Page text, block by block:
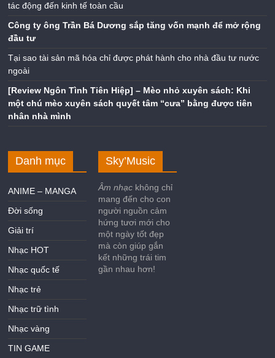
tác động đến kinh tế toàn cầu
Công ty ông Trần Bá Dương sắp tăng vốn mạnh để mở rộng
đầu tư
Tại sao tài sản mã hóa chỉ được phát hành cho nhà đầu tư nước
ngoài
[Review Ngôn Tình Tiên Hiệp] – Mèo nhỏ xuyên sách: Khi
một chú mèo xuyên sách quyết tâm “cưa” bằng được tiên
nhân nhà mình
Danh mục
ANIME – MANGA
Đời sống
Giải trí
Nhạc HOT
Nhạc quốc tế
Nhạc trẻ
Nhạc trữ tình
Nhạc vàng
TIN GAME
Sky’Music
Âm nhạc không chỉ
mang đến cho con
người nguồn cảm
hứng tươi mới cho
một ngày tốt đẹp
mà còn giúp gắn
kết những trái tim
gần nhau hơn!